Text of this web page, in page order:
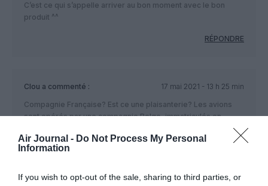
Air Journal - Do Not Process My Personal
Information
If you wish to opt-out of the sale, sharing to third parties, or
C’est ce qui s’appelle arriver au bon moment avec le bon
produit ^^
RÉPONDRE
Clou a commenté :
17 mai 2021 - 13 h 25 min
Compagnie Française? Est ce une plaisanterie? Les avions
sont opérés par une compagnie Belge, immatriculés en